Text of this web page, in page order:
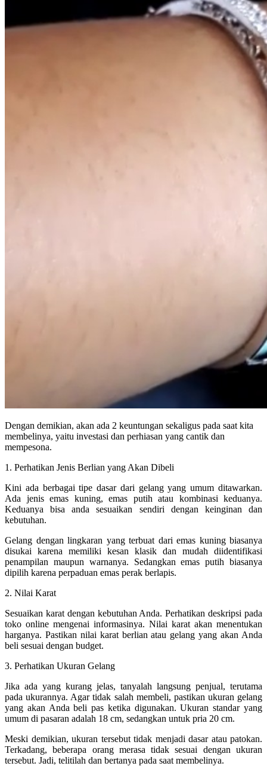
Dengan demikian, akan ada 2 keuntungan sekaligus pada saat kita
membelinya, yaitu investasi dan perhiasan yang cantik dan
mempesona.
1. Perhatikan Jenis Berlian yang Akan Dibeli
Kini ada berbagai tipe dasar dari gelang yang umum ditawarkan.
Ada jenis emas kuning, emas putih atau kombinasi keduanya.
Keduanya bisa anda sesuaikan sendiri dengan keinginan dan
kebutuhan.
Gelang dengan lingkaran yang terbuat dari emas kuning biasanya
disukai karena memiliki kesan klasik dan mudah diidentifikasi
penampilan maupun warnanya. Sedangkan emas putih biasanya
dipilih karena perpaduan emas perak berlapis.
2. Nilai Karat
Sesuaikan karat dengan kebutuhan Anda. Perhatikan deskripsi pada
toko online mengenai informasinya. Nilai karat akan menentukan
harganya. Pastikan nilai karat berlian atau gelang yang akan Anda
beli sesuai dengan budget.
3. Perhatikan Ukuran Gelang
Jika ada yang kurang jelas, tanyalah langsung penjual, terutama
pada ukurannya. Agar tidak salah membeli, pastikan ukuran gelang
yang akan Anda beli pas ketika digunakan. Ukuran standar yang
umum di pasaran adalah 18 cm, sedangkan untuk pria 20 cm.
Meski demikian, ukuran tersebut tidak menjadi dasar atau patokan.
Terkadang, beberapa orang merasa tidak sesuai dengan ukuran
tersebut. Jadi, telitilah dan bertanya pada saat membelinya.